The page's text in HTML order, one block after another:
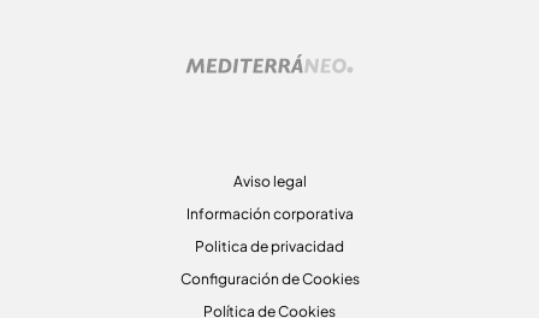
Aviso legal
Información corporativa
Politica de privacidad
Configuración de Cookies
Política de Cookies